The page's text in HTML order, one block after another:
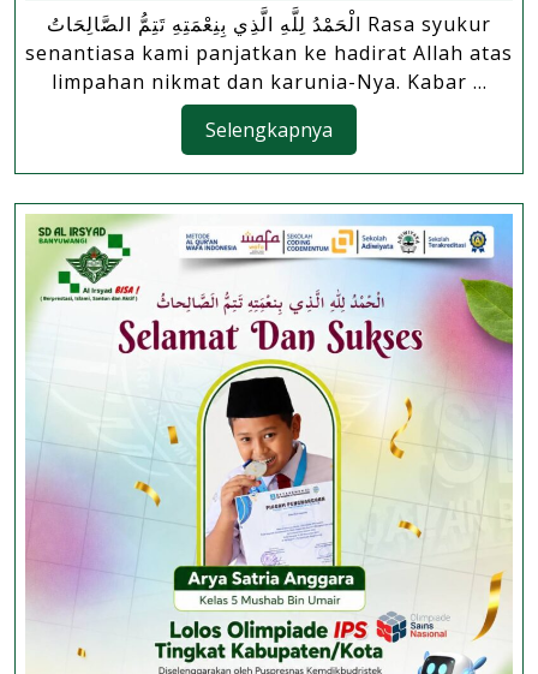
Siswi
SD
Raih
Medali
Emas
OMNAS
XV
2026
الْحَمْدُ لِلَّهِ الَّذِي بِنِعْمَتِهِ تَتِمُّ الصَّالِحَاتُ Rasa syukur
senantiasa kami panjatkan ke hadirat Allah atas
limpahan nikmat dan karunia-Nya. Kabar ...
Selengkapnya